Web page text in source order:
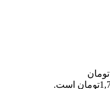
قیمت اصلی 1,900,000تومان